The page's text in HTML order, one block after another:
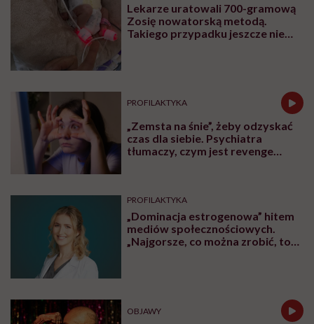
Lekarze uratowali 700-gramową
Zosię nowatorską metodą.
Takiego przypadku jeszcze nie
PROFILAKTYKA
„Zemsta na śnie”, żeby odzyskać
czas dla siebie. Psychiatra
tłumaczy, czym jest revenge
PROFILAKTYKA
„Dominacja estrogenowa” hitem
mediów społecznościowych.
„Najgorsze, co można zrobić, to
OBJAWY